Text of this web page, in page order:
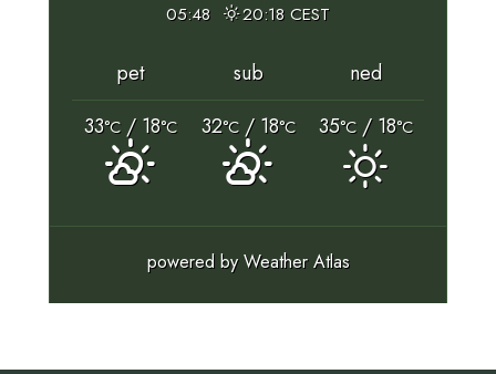
05:48 20:18 CEST
pet sub
ned
33°C / 18°C 32°C/ 18°C 35°C/ 18°C
powered byWeather Atlas